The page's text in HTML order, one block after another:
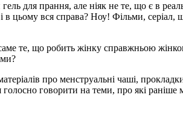
для прання, але ніяк не те, що є в
вся справа? Ноу! Фільми, серіал,
те, що робить жінку справжньою
про менструальні чаші,
говорити на теми, про які раніше